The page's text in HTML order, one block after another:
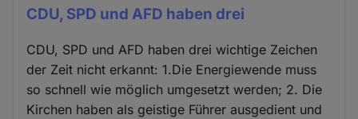
CDU, SPD und AFD haben drei
CDU, SPD und AFD haben drei wichtige Zeichen
der Zeit nicht erkannt: 1.Die Energiewende muss
so schnell wie möglich umgesetzt werden; 2. Die
Kirchen haben als geistige Führer ausgedient und